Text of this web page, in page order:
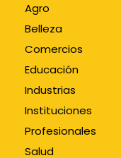
Agro
Belleza
Comercios
Educación
Industrias
Instituciones
Profesionales
Salud